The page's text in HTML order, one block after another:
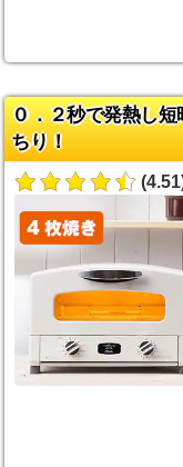
０．２秒で発熱し
ちり！